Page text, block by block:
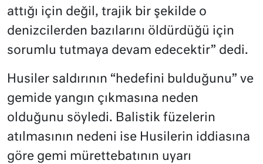
attığı için değil, trajik bir şekilde o
denizcilerden bazılarını öldürdüğü için
sorumlu tutmaya devam edecektir” dedi.
Husiler saldırının “hedefini bulduğunu” ve
gemide yangın çıkmasına neden
olduğunu söyledi. Balistik füzelerin
atılmasının nedeni ise Husilerin iddiasına
göre gemi mürettebatının uyarı